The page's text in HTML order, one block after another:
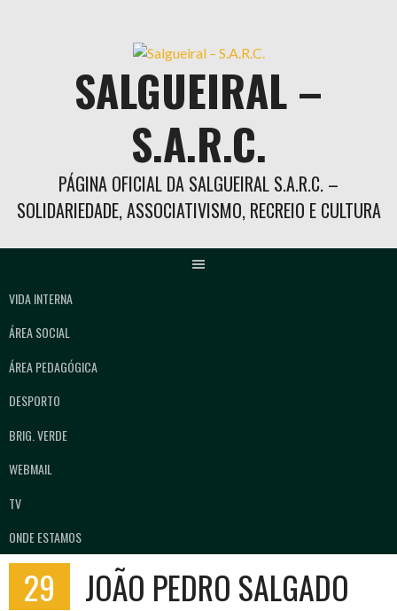
SALGUEIRAL –
S.A.R.C.
PÁGINA OFICIAL DA SALGUEIRAL S.A.R.C. –
SOLIDARIEDADE, ASSOCIATIVISMO, RECREIO E CULTURA
VIDA INTERNA
ÁREA SOCIAL
ÁREA PEDAGÓGICA
DESPORTO
BRIG. VERDE
WEBMAIL
TV
ONDE ESTAMOS
29 JOÃO PEDRO SALGADO